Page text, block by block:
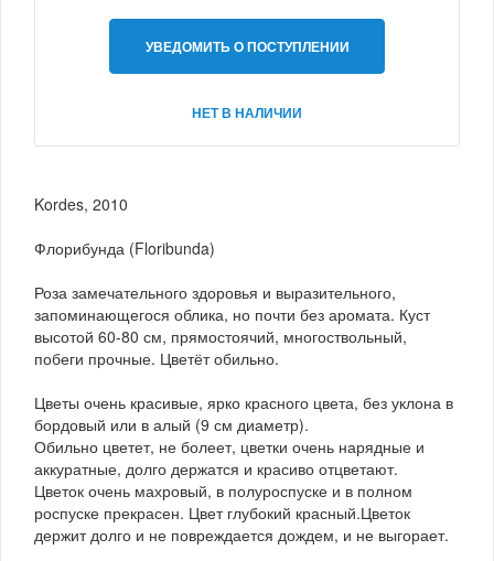
УВЕДОМИТЬ О ПОСТУПЛЕНИИ
НЕТ В НАЛИЧИИ
Kordes, 2010
Флорибунда (Floribunda)
Роза замечательного здоровья и выразительного,
запоминающегося облика, но почти без аромата. Куст
высотой 60-80 см, прямостоячий, многоствольный,
побеги прочные. Цветёт обильно.
Цветы очень красивые, ярко красного цвета, без уклона в
бордовый или в алый (9 см диаметр).
Обильно цветет, не болеет, цветки очень нарядные и
аккуратные, долго держатся и красиво отцветают.
Цветок очень махровый, в полуроспуске и в полном
роспуске прекрасен. Цвет глубокий красный.Цветок
держит долго и не повреждается дождем, и не выгорает.